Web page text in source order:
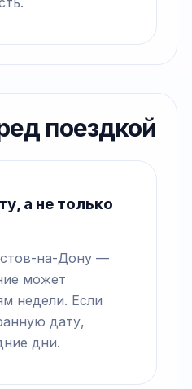
поездкой
а не только
на-Дону —
может
недели. Если
дату,
дни.